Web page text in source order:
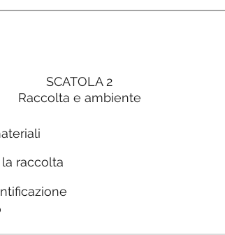
SCATOLA 2
Raccolta e ambiente
raccolta